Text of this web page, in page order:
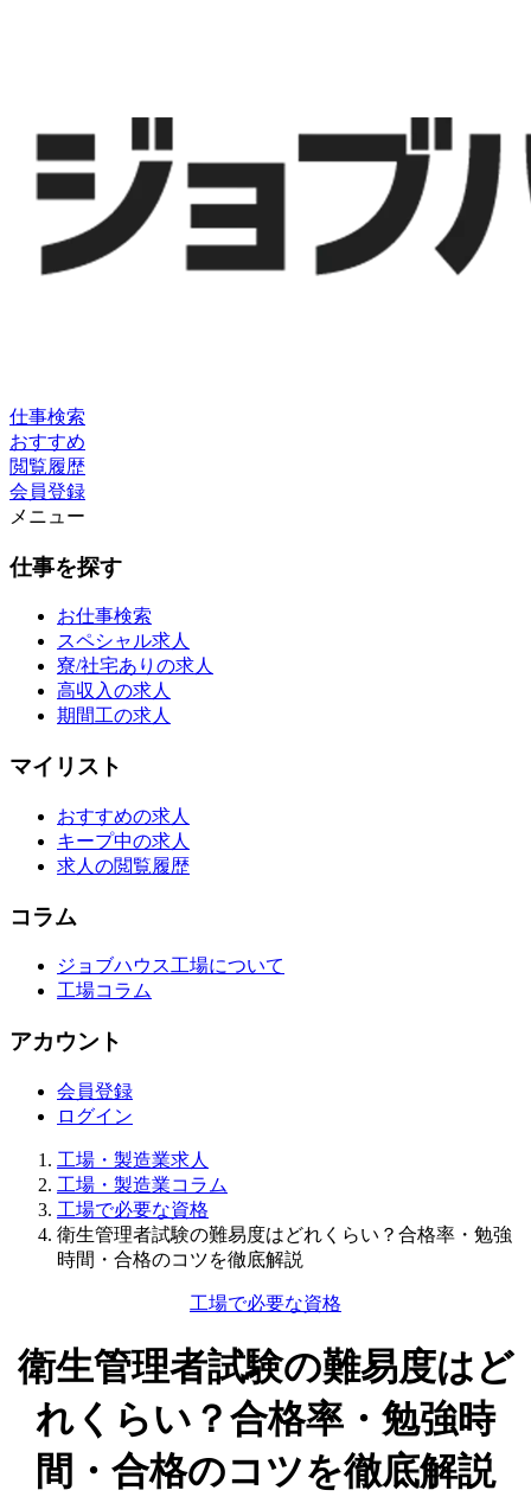
仕事検索
おすすめ
閲覧履歴
会員登録
メニュー
仕事を探す
お仕事検索
スペシャル求人
寮/社宅ありの求人
高収入の求人
期間工の求人
マイリスト
おすすめの求人
キープ中の求人
求人の閲覧履歴
コラム
ジョブハウス工場について
工場コラム
アカウント
会員登録
ログイン
工場・製造業求人
工場・製造業コラム
工場で必要な資格
衛生管理者試験の難易度はどれくらい？合格率・勉強
時間・合格のコツを徹底解説
工場で必要な資格
衛生管理者試験の難易度はど
れくらい？合格率・勉強時
間・合格のコツを徹底解説